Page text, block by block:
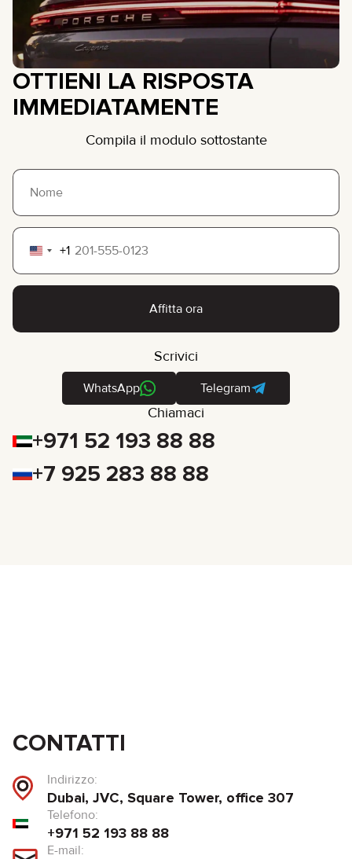
OTTIENI LA RISPOSTA
IMMEDIATAMENTE
Compila il modulo sottostante
United
States
+1
Affitta ora
Scrivici
WhatsApp Telegram
Chiamaci
+971 52 193 88 88
+7 925 283 88 88
CONTATTI
Indirizzo:
Dubai, JVC, Square Tower, office 307
Telefono:
+971 52 193 88 88
E-mail: